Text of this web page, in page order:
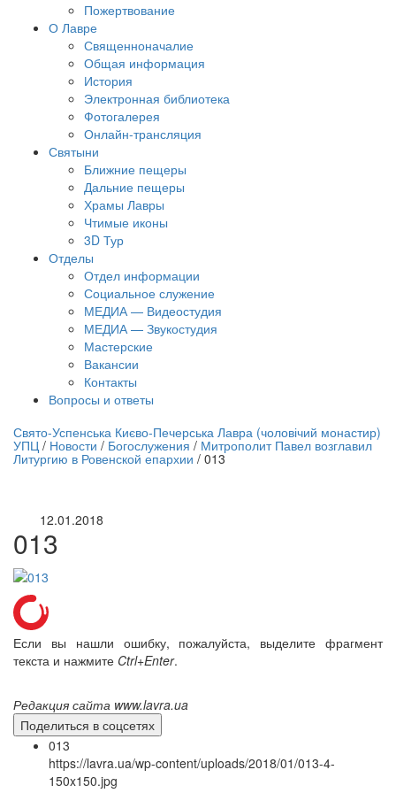
Пожертвование
О Лавре
Священноначалие
Общая информация
История
Электронная библиотека
Фотогалерея
Онлайн-трансляция
Святыни
Ближние пещеры
Дальние пещеры
Храмы Лавры
Чтимые иконы
3D Тур
Отделы
Отдел информации
Социальное служение
МЕДИА — Видеостудия
МЕДИА — Звукостудия
Мастерские
Вакансии
Контакты
Вопросы и ответы
трансляция | 12 сентября
трансляции
Свято-Успенська Києво-Печерська Лавра (чоловічий монастир)
УПЦ / Новости / Богослужения / Митрополит Павел возглавил
Литургию в Ровенской епархии / 013
12.01.2018
013
Если вы нашли ошибку, пожалуйста, выделите фрагмент
текста и нажмите Ctrl+Enter.
Редакция сайта www.lavra.ua
Поделиться в соцсетях
013
https://lavra.ua/wp-content/uploads/2018/01/013-4-
150x150.jpg